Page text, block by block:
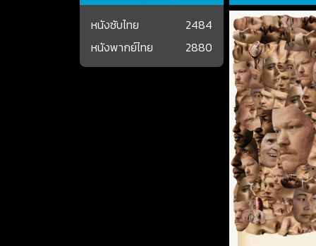
หนังซับไทย
2484
หนังพากย์ไทย
2880